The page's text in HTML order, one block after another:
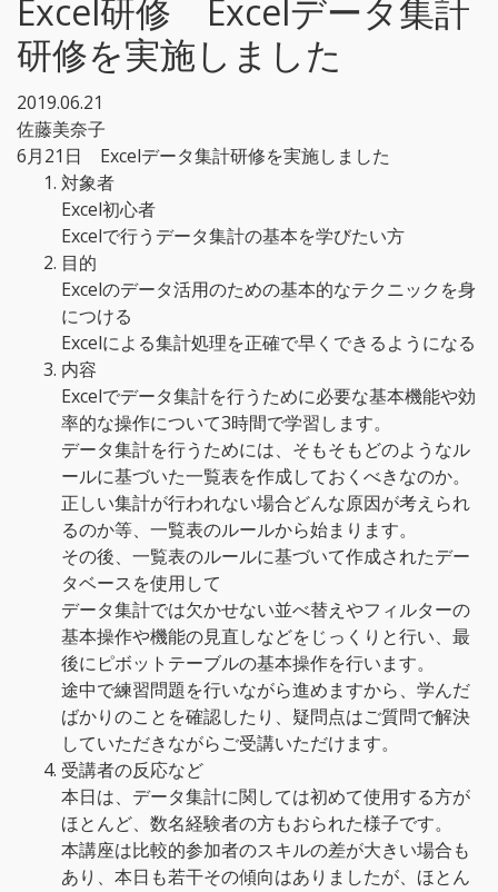
Excel研修 Excelデータ集計
研修を実施しました
2019.06.21
佐藤美奈子
6月21日 Excelデータ集計研修を実施しました
対象者
Excel初心者
Excelで行うデータ集計の基本を学びたい方
目的
Excelのデータ活用のための基本的なテクニックを身
につける
Excelによる集計処理を正確で早くできるようになる
内容
Excelでデータ集計を行うために必要な基本機能や効
率的な操作について3時間で学習します。
データ集計を行うためには、そもそもどのようなル
ールに基づいた一覧表を作成しておくべきなのか。
正しい集計が行われない場合どんな原因が考えられ
るのか等、一覧表のルールから始まります。
その後、一覧表のルールに基づいて作成されたデー
タベースを使用して
データ集計では欠かせない並べ替えやフィルターの
基本操作や機能の見直しなどをじっくりと行い、最
後にピボットテーブルの基本操作を行います。
途中で練習問題を行いながら進めますから、学んだ
ばかりのことを確認したり、疑問点はご質問で解決
していただきながらご受講いただけます。
受講者の反応など
本日は、データ集計に関しては初めて使用する方が
ほとんど、数名経験者の方もおられた様子です。
本講座は比較的参加者のスキルの差が大きい場合も
あり、本日も若干その傾向はありましたが、ほとん